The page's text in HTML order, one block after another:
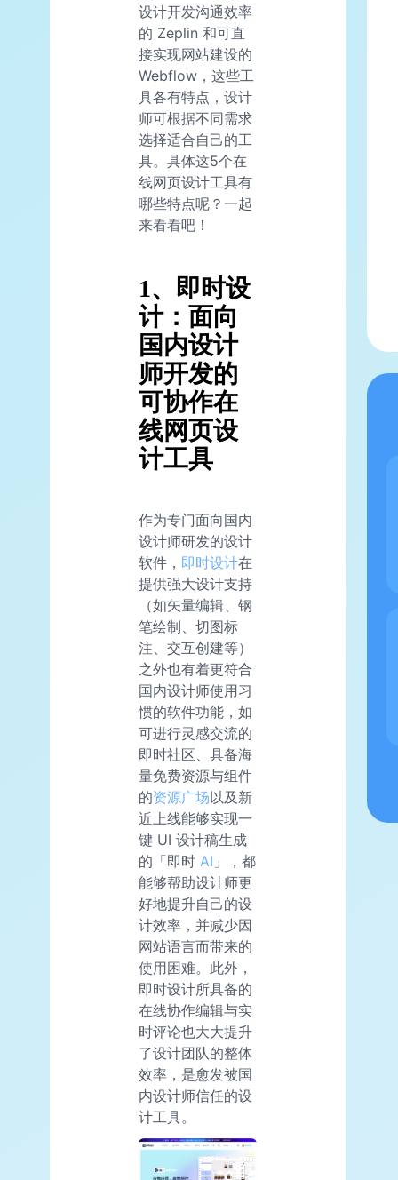
设计开发沟通效率
的 Zeplin 和可直
接实现网站建设的
Webflow，这些工
具各有特点，设计
师可根据不同需求
选择适合自己的工
具。具体这5个在
线网页设计工具有
哪些特点呢？一起
来看看吧！
1、即时设
计：面向
国内设计
师开发的
可协作在
线网页设
计工具
作为专门面向国内
设计师研发的设计
软件， 即时设计在
提供强大设计支持
（如矢量编辑、钢
笔绘制、切图标
注、交互创建等）
之外也有着更符合
国内设计师使用习
惯的软件功能，如
可进行灵感交流的
即时社区、具备海
量免费资源与组件
的资源广场以及新
近上线能够实现一
键 UI 设计稿生成
的「即时 AI 」，都
能够帮助设计师更
好地提升自己的设
计效率，并减少因
网站语言而带来的
使用困难。此外，
即时设计所具备的
在线协作编辑与实
时评论也大大提升
了设计团队的整体
效率，是愈发被国
内设计师信任的设
计工具。